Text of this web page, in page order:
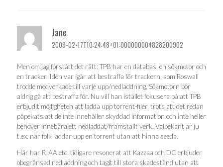
Jane
2009-02-17T10:24:48+01:000000004828200902
Men om jag förstått det rätt: TPB har en databas, en sökmotor och
en tracker. Idén var igår att bestraffa för trackern, som Roswall
trodde medverkade till varje upp/nedladdning. Sökmotorn bör
aldrig gå att bestraffa för. Nu vill han istället fokusera på att TPB
erbjudit möjligheten att ladda upp torrent-filer, trots att det redan
påpekats att de inte innehåller skyddad information och inte heller
behöver innebära ett nedladdat/framställt verk. Välbekant är ju
t.ex. när folk laddar upp en torrent utan att hinna seeda.
Här har RIAA etc. tidigare resonerat att Kazzaa och DC erbjuder
obegränsad nedladdning och tagit till stora skadestånd utan att